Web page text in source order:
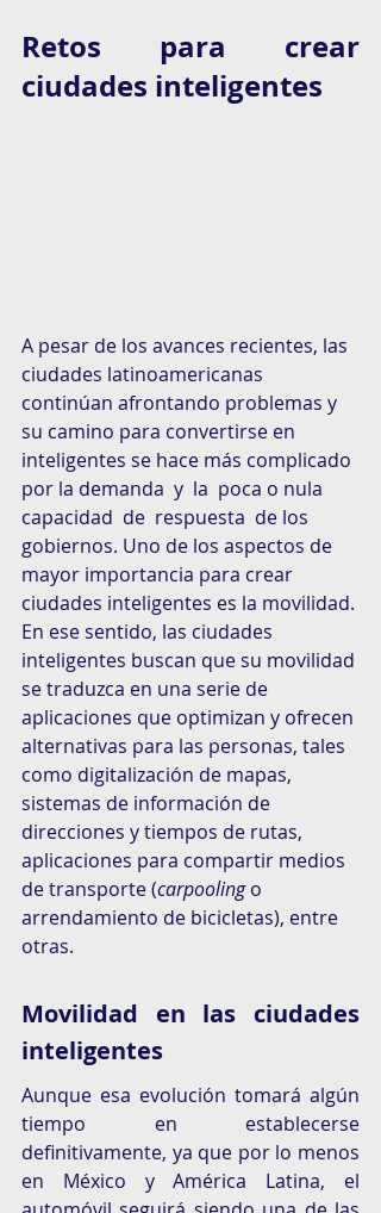
Retos para crear
ciudades inteligentes
A pesar de los avances recientes, las
ciudades latinoamericanas
continúan afrontando problemas y
su camino para convertirse en
inteligentes se hace más complicado
por la demanda  y  la  poca o nula
capacidad  de  respuesta  de los
gobiernos. Uno de los aspectos de
mayor importancia para crear
ciudades inteligentes es la movilidad.
En ese sentido, las ciudades
inteligentes buscan que su movilidad
se traduzca en una serie de
aplicaciones que optimizan y ofrecen
alternativas para las personas, tales
como digitalización de mapas,
sistemas de información de
direcciones y tiempos de rutas,
aplicaciones para compartir medios
de transporte (carpooling o
arrendamiento de bicicletas), entre
otras.
Movilidad en las ciudades
inteligentes
Aunque esa evolución tomará algún
tiempo en establecerse
definitivamente, ya que por lo menos
en México y América Latina, el